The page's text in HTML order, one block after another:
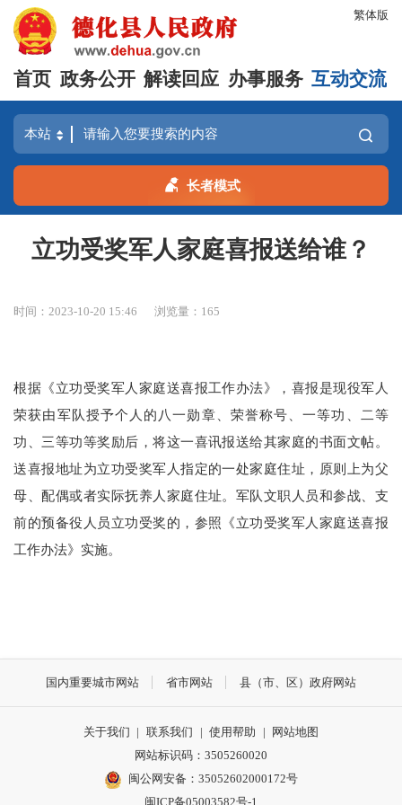
繁体版
首页 政务公开 解读回应 办事服务 互动交流
长者模式
立功受奖军人家庭喜报送给谁？
时间：2023-10-20 15:46 浏览量： 165
根据《立功受奖军人家庭送喜报工作办法》，喜报是现役军人
荣获由军队授予个人的八一勋章、荣誉称号、一等功、二等
功、三等功等奖励后，将这一喜讯报送给其家庭的书面文帖。
送喜报地址为立功受奖军人指定的一处家庭住址，原则上为父
母、配偶或者实际抚养人家庭住址。军队文职人员和参战、支
前的预备役人员立功受奖的，参照《立功受奖军人家庭送喜报
工作办法》实施。
国内重要城市网站 省市网站 县（市、区）政府网站
关于我们 | 联系我们 | 使用帮助 |
网站地图
网站标识码：3505260020
闽公网安备：35052602000172号
闽ICP备05003582号-1